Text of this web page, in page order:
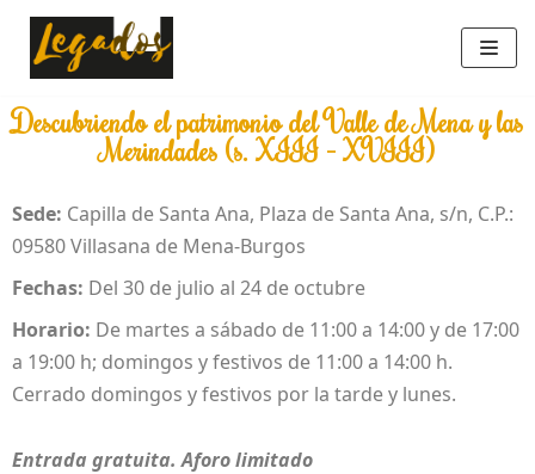
Saltar
contenido
Descubriendo el patrimonio del Valle de Mena y las
Merindades (s. XIII - XVIII)
Sede: Capilla de Santa Ana, Plaza de Santa Ana, s/n, C.P.:
09580 Villasana de Mena-Burgos
Fechas: Del 30 de julio al 24 de octubre
Horario: De martes a sábado de 11:00 a 14:00 y de 17:00
a 19:00 h; domingos y festivos de 11:00 a 14:00 h.
Cerrado domingos y festivos por la tarde y lunes.
Entrada gratuita. Aforo limitado